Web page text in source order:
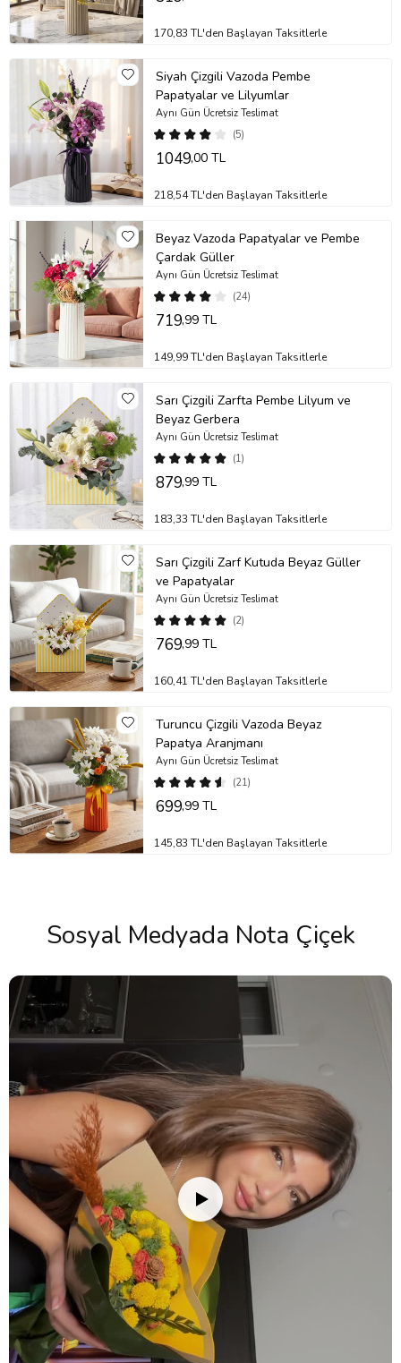
Stok durumuna göre ürünlerde ufak değişiklikler olabilir.
Ürün Kodu:nob160 170,83 TL'den Başlayan Taksitlerle
Siyah Çizgili Vazoda Pembe
Papatyalar ve Lilyumlar
(5)
Aynı Gün Ücretsiz Teslimat
1049,00 TL
218,54 TL'den Başlayan Taksitlerle
Beyaz Vazoda Papatyalar ve Pembe
Çardak Güller
(24)
Aynı Gün Ücretsiz Teslimat
719,99 TL
149,99 TL'den Başlayan Taksitlerle
Sarı Çizgili Zarfta Pembe Lilyum ve
Beyaz Gerbera
(1)
Aynı Gün Ücretsiz Teslimat
879,99 TL
183,33 TL'den Başlayan Taksitlerle
Sarı Çizgili Zarf Kutuda Beyaz Güller
ve Papatyalar
(2)
Aynı Gün Ücretsiz Teslimat
769,99 TL
160,41 TL'den Başlayan Taksitlerle
Turuncu Çizgili Vazoda Beyaz
Papatya Aranjmanı
(21)
Aynı Gün Ücretsiz Teslimat
699,99 TL
145,83 TL'den Başlayan Taksitlerle
Sosyal Medyada Nota Çiçek